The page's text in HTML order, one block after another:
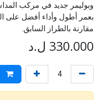
وبوليمر جديد في مركب
بعمر أطول وأداء أفضل على
مقارنة بالطراز السابق.
330.000 ل.د